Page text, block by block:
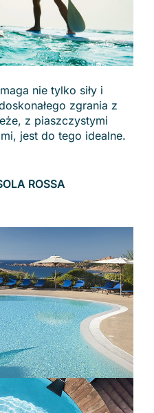
nie tylko siły i
zgrania z
z piaszczystymi
jest do tego idealne.
ROSSA